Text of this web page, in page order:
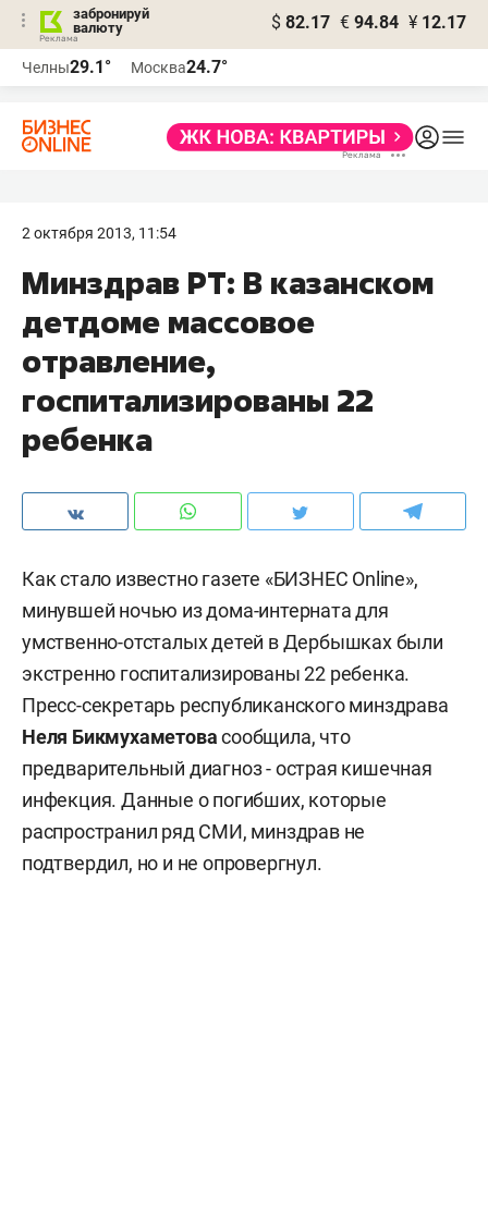
забронируй
валюту
$ 82.17 € 94.84 ¥ 12.17
Челны29.1° Москва24.7°
2 октября 2013, 11:54
Минздрав РТ: В казанском
детдоме массовое
отравление,
госпитализированы 22
ребенка
Как стало известно газете «БИЗНЕС Online»,
минувшей ночью из дома-интерната для
умственно-отсталых детей в Дербышках были
экстренно госпитализированы 22 ребенка.
Пресс-секретарь республиканского минздрава
Неля Бикмухаметовасообщила, что
предварительный диагноз - острая кишечная
инфекция. Данные о погибших, которые
распространил ряд СМИ, минздрав не
подтвердил, но и не опровергнул.